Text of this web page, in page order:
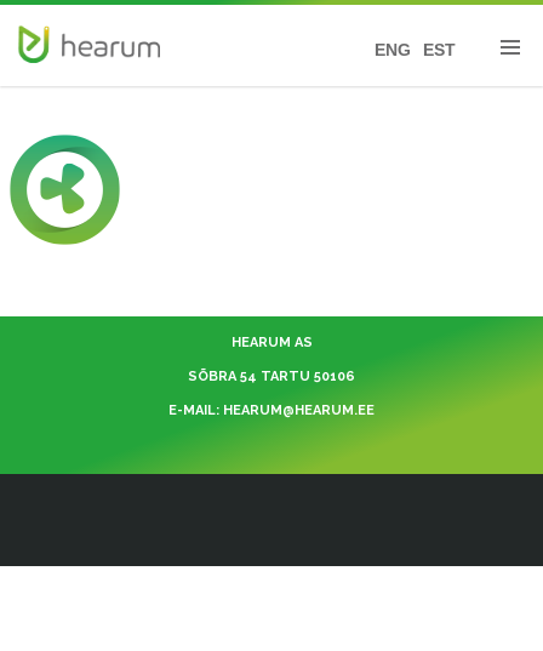
EST
ENG
HEARUM AS
SÕBRA 54 TARTU 50106
E-MAIL: HEARUM@HEARUM.EE